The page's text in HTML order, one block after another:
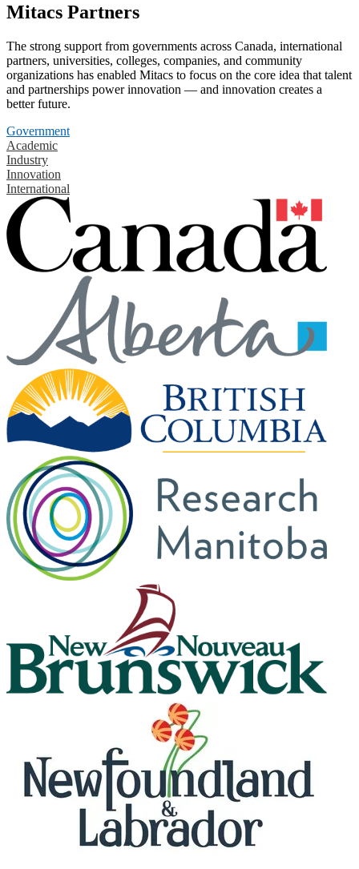
Mitacs Partners
The strong support from governments across Canada, international
partners, universities, colleges, companies, and community
organizations has enabled Mitacs to focus on the core idea that talent
and partnerships power innovation — and innovation creates a
better future.
Government
Academic
Industry
Innovation
International